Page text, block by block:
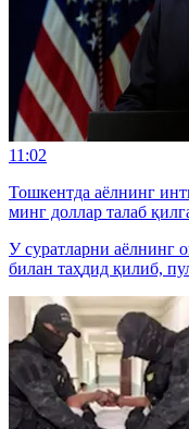
11:02
Тошкентда аёлнинг
минг доллар талаб
У суратларни аёлнинг
билан таҳдид қилиб,